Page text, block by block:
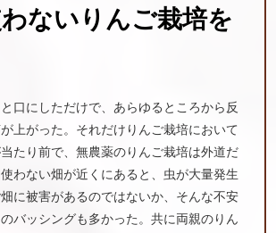
ない りんご栽培を
と口にしただけで、あらゆるところから反
上がった。それだけりんご栽培において
たり前で、無農薬のりんご栽培は外道だ
わない畑が近くにあると、虫が大量発生
に被害があるのではないか、そんな不安
バッシングも多かった。共に両親のりん